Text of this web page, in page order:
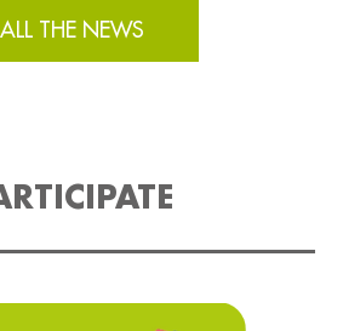
ALL THE NEWS